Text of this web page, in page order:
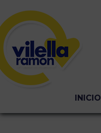
INICIO